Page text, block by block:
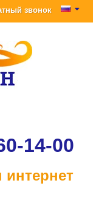
звонок
14-00